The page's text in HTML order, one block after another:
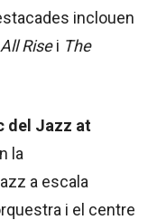
inclouen
All Risei The
del Jazz at
la
a escala
i el centre